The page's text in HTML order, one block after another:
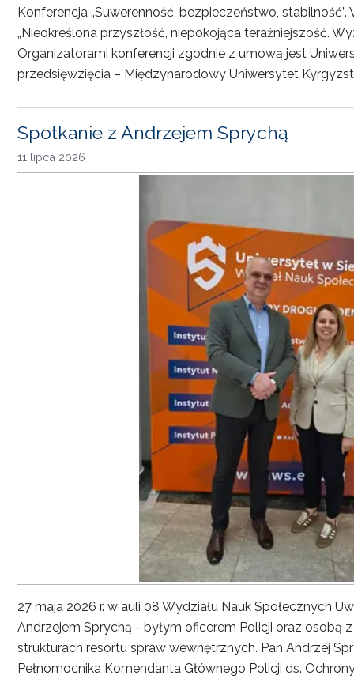
Konferencja „Suwerenność, bezpieczeństwo,
„Nieokreślona przyszłość, niepokojąca teraźniejszość.
Organizatorami konferencji zgodnie z umową jest
przedsięwzięcia – Międzynarodowy Uniwersytet
Spotkanie z Andrzejem Sprychą
11 lipca 2026
27 maja 2026 r. w auli 08 Wydziału Nauk Społecznych
Andrzejem Sprychą - byłym oficerem Policji oraz osobą
strukturach resortu spraw wewnętrznych. Pan Andrzej
Pełnomocnika Komendanta Głównego Policji ds.